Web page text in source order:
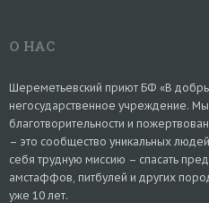
О НАС
Шереметьевский приют БФ «В
негосударственное учреждение. Мы
благотворительности и
– это сообщество уникальных
себя трудную миссию – спасать
амстаффов, питбулей и других
уже 10 лет.